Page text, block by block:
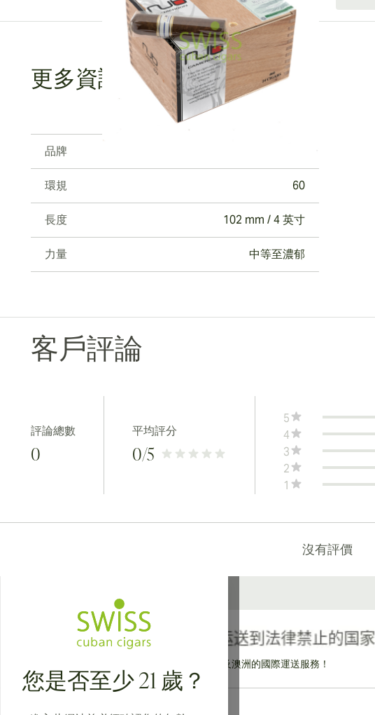
更多資訊
品牌
環規 60
長度 102 mm / 4 英寸
力量 中等至濃郁
客戶評論
評論總數
0
平均評分
0/5
5
4
3
2
1
沒有評價
您是否至少 21 歲？
提供寄往加拿大、英國及澳洲的國際運送服務！